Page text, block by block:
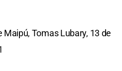
Maipú, Tomas Lubary, 13 de